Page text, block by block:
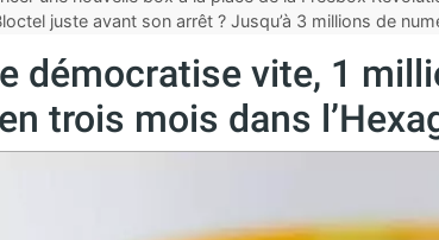
juste avant son arrêt ? Jusqu’à 3 millions de
démocratise vite, 1
trois mois dans